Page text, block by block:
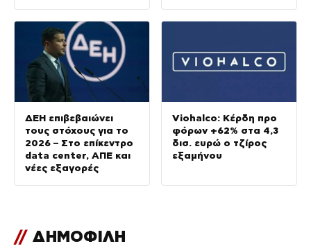
ΔΕΗ επιβεβαιώνει
τους στόχους για το
2026 – Στο επίκεντρο
data center, ΑΠΕ και
νέες εξαγορές
Viohalco: Κέρδη προ
φόρων +62% στα 4,3
δισ. ευρώ ο τζίρος
εξαμήνου
// ΔΗΜΟΦΙΛΗ